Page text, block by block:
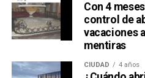
Con 4
control de
vacaciones
mentiras
CIUDAD 4 años